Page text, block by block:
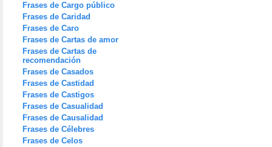
Frases de Cargo público
Frases de Caridad
Frases de Caro
Frases de Cartas de amor
Frases de Cartas de
recomendación
Frases de Casados
Frases de Castidad
Frases de Castigos
Frases de Casualidad
Frases de Causalidad
Frases de Célebres
Frases de Celos